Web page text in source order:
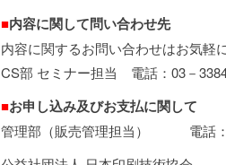
■内容に関して問い合わせ先
内容に関するお問い合わせはお気軽
CS部 セミナー担当 電話：03－
■お申し込み及びお支払に関して
管理部（販売管理担当） 電話：